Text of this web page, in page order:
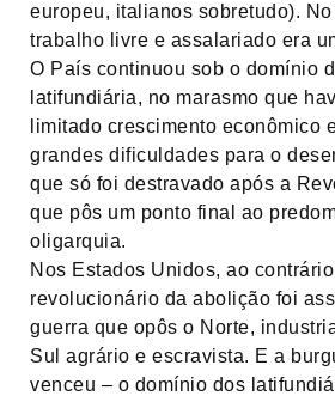
europeu, italianos sobretudo).
trabalho livre e assalariado era
O País continuou sob o domínio
latifundiária, no marasmo que
limitado crescimento econômico
grandes dificuldades para o
que só foi destravado após a
que pôs um ponto final ao
oligarquia.
Nos Estados Unidos, ao
revolucionário da abolição foi
guerra que opôs o Norte,
Sul agrário e escravista. E a
venceu – o domínio dos